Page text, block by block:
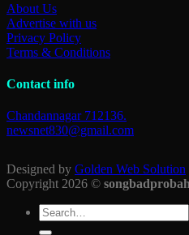
About Us
Advertise with us
Privacy Policy
Terms & Conditions
Contact info
Chandannagar 712136.
newsnet830@gmail.com
Designed by Golden Web Solution
Copyright 2026 ©